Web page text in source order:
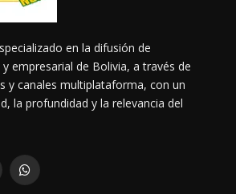
en la difusión de
empresarial de Bolivia, a través de
y canales multiplataforma, con un
la profundidad y la relevancia del
WhatsApp